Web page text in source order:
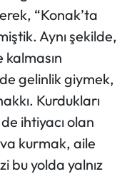
“Konak’ta
Aynı şekilde,
gelinlik giymek,
Kurdukları
ihtiyacı olan
kurmak, aile
bu yolda yalnız